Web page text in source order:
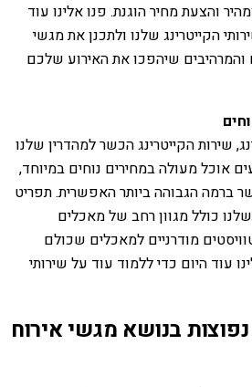
והצעת מחיר הוגנת. פנו אלינו עוד
הקייטרינג שלנו ולתכנן את מגשי
והמרהיבים שיהפכו את האירוע שלכם
שירות הקייטרינג הכשר למהדרין שלנו
אוכל מעולה במחירים נוחים במיוחד,
ברמה הגבוהה ביותר האפשרית. תפריט
כולל מגוון רחב של מאכלים
מודרניים למאכלים שכולם
עוד היום כדי ללמוד עוד על שירותי
בנושא מגשי אירוח